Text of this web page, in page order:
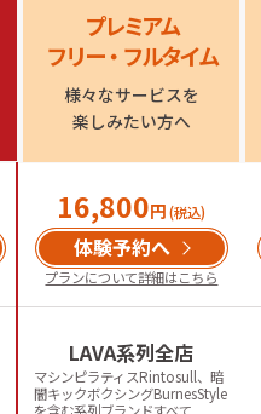
プレミアム
フリー・フルタイム
様々なサービスを
楽しみたい方へ
16,800円 (税込)
体験予約へ
プランについて詳細はこちら
LAVA系列全店
マシンピラティスRintosull、暗
闇キックボクシングBurnesStyle
を含む系列ブランドすべて